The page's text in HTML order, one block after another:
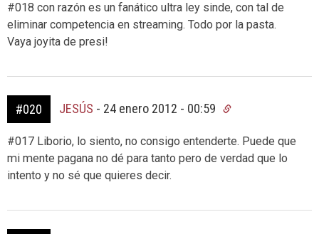
#018 con razón es un fanático ultra ley sinde, con tal de
eliminar competencia en streaming. Todo por la pasta.
Vaya joyita de presi!
#020 JESÚS - 24 enero 2012 - 00:59
#017 Liborio, lo siento, no consigo entenderte. Puede que
mi mente pagana no dé para tanto pero de verdad que lo
intento y no sé que quieres decir.